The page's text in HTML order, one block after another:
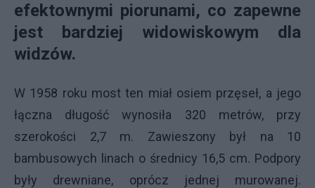
efektownymi piorunami, co zapewne
jest bardziej widowiskowym dla
widzów.
W 1958 roku most ten miał osiem przęseł, a jego
łączna długość wynosiła 320 metrów, przy
szerokości 2,7 m. Zawieszony był na 10
bambusowych linach o średnicy 16,5 cm. Podpory
były drewniane, oprócz jednej murowanej.